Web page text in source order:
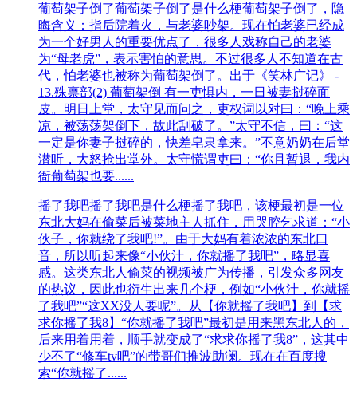
​葡萄架子倒了​葡萄架子倒了是什么梗葡萄架子倒了，隐
晦含义：指后院着火，与老婆吵架。现在怕老婆已经成
为一个好男人的重要优点了，很多人戏称自己的老婆
为“母老虎”，表示害怕的意思。不过很多人不知道在古
代，怕老婆也被称为葡萄架倒了。出于《笑林广记》 -
13.殊禀部(2) 葡萄架倒 有一吏惧内，一日被妻挝碎面
皮。明日上堂，太守见而问之，吏权词以对曰：“晚上乘
凉，被荡荡架倒下，故此刮破了。”太守不信，曰：“这
一定是你妻子挝碎的，快差皂隶拿来。”不意奶奶在后堂
潜听，大怒抢出堂外。太守慌谓吏曰：“你且暂退，我内
衙葡萄架也要......
摇了我吧摇了我吧是什么梗摇了我吧，该梗最初是一位
东北大妈在偷菜后被菜地主人抓住，用哭腔乞求道：“小
伙子，你就绕了我吧!”。由于大妈有着浓浓的东北口
音，所以听起来像“小伙汁，你就摇了我吧”，略显喜
感。这类东北人偷菜的视频被广为传播，引发众多网友
的热议，因此也衍生出来几个梗，例如“小伙汁，你就摇
了我吧”“这XX没人要呢”。从【你就摇了我吧】到【求
求你摇了我8】“你就摇了我吧”最初是用来黑东北人的，
后来用着用着，顺手就变成了“求求你摇了我8”，这其中
少不了“修车tv吧”的带哥们推波助澜。现在在百度搜
索“你就摇了......